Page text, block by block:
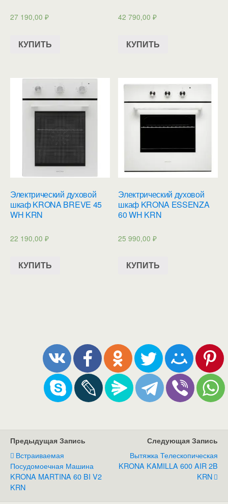
27 190,00 ₽
КУПИТЬ
42 790,00₽
КУПИТЬ
Электрический духовой
шкаф KRONA BREVE 45
WH KRN
22 190,00 ₽
КУПИТЬ
Электрический духовой
шкаф KRONA ESSENZA
60 WH KRN
25 990,00₽
КУПИТЬ
Предыдущая Запись
Встраиваемая
Посудомоечная Машина
KRONA MARTINA 60 BI V2
KRN
Следующая Запись
Вытяжка Телескопическая
KRONA KAMILLA 600 AIR 2B
KRN